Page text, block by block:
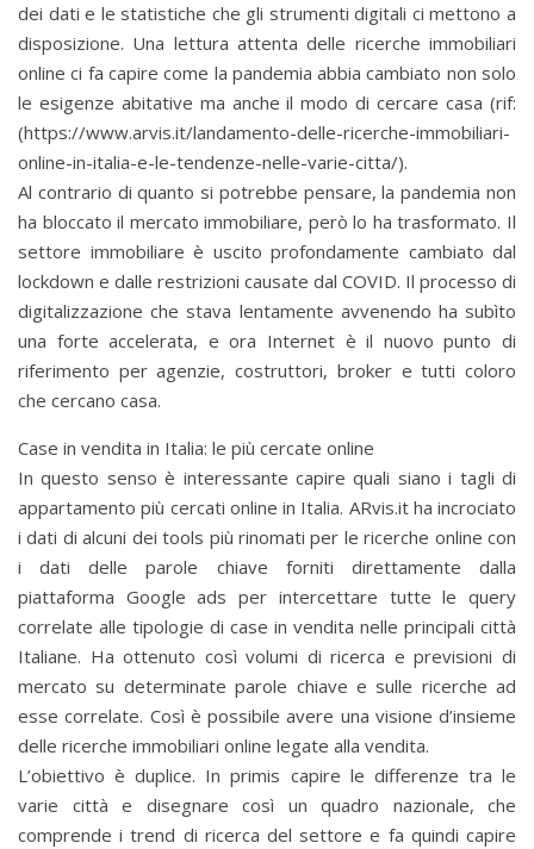
dei dati e le statistiche che gli strumenti digitali ci mettono a
disposizione. Una lettura attenta delle ricerche immobiliari
online ci fa capire come la pandemia abbia cambiato non solo
le esigenze abitative ma anche il modo di cercare casa (rif:
(https://www.arvis.it/landamento-delle-ricerche-immobiliari-
online-in-italia-e-le-tendenze-nelle-varie-citta/).
Al contrario di quanto si potrebbe pensare, la pandemia non
ha bloccato il mercato immobiliare, però lo ha trasformato. Il
settore immobiliare è uscito profondamente cambiato dal
lockdown e dalle restrizioni causate dal COVID. Il processo di
digitalizzazione che stava lentamente avvenendo ha subìto
una forte accelerata, e ora Internet è il nuovo punto di
riferimento per agenzie, costruttori, broker e tutti coloro
che cercano casa.
Case in vendita in Italia: le più cercate online
In questo senso è interessante capire quali siano i tagli di
appartamento più cercati online in Italia. ARvis.it ha incrociato
i dati di alcuni dei tools più rinomati per le ricerche online con
i dati delle parole chiave forniti direttamente dalla
piattaforma Google ads per intercettare tutte le query
correlate alle tipologie di case in vendita nelle principali città
Italiane. Ha ottenuto così volumi di ricerca e previsioni di
mercato su determinate parole chiave e sulle ricerche ad
esse correlate. Così è possibile avere una visione d’insieme
delle ricerche immobiliari online legate alla vendita.
L’obiettivo è duplice. In primis capire le differenze tra le
varie città e disegnare così un quadro nazionale, che
comprende i trend di ricerca del settore e fa quindi capire